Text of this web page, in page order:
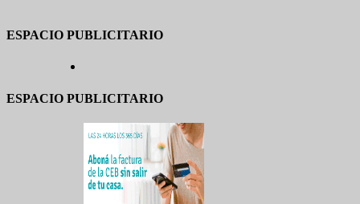
ESPACIO PUBLICITARIO
ESPACIO PUBLICITARIO